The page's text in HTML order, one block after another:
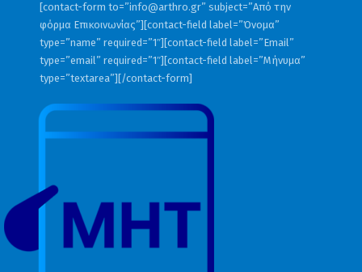
[contact-form to=”info@arthro.gr” subject=”Από την
φόρμα Επικοινωνίας”][contact-field label=”Όνομα”
type=”name” required=”1″][contact-field label=”Email”
type=”email” required=”1″][contact-field label=”Μήνυμα”
type=”textarea”][/contact-form]